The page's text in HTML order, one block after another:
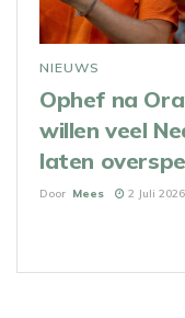
NIEUWS
Ophef na
willen veel
laten
Door Mees 2 Juli 2026